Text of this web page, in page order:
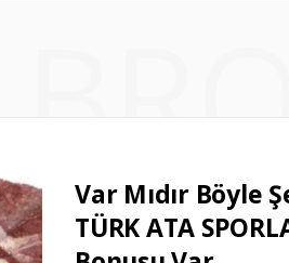
Var Mıdır Böyle
TÜRK ATA